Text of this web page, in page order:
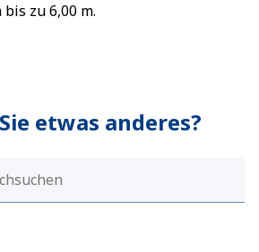
zu 6,00 m.
etwas anderes?